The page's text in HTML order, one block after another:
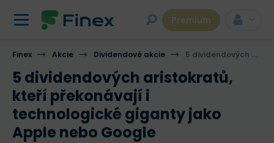
Premium
Finex Akcie Dividendové akcie 5 dividendových aristokratů, kteří překonávají i technologické giganty jako Apple nebo Google
5 dividendových aristokratů,
kteří překonávají i
technologické giganty jako
Apple nebo Google